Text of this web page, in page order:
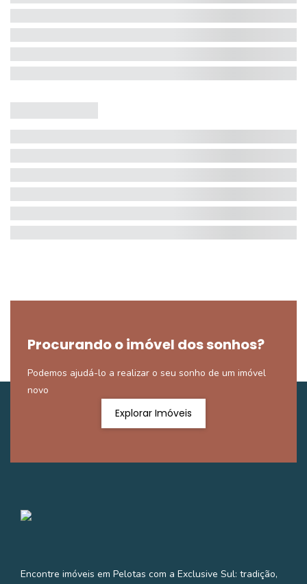
Procurando o imóvel dos sonhos?
Podemos ajudá-lo a realizar o seu sonho de um imóvel
novo
Explorar Imóveis
Encontre imóveis em Pelotas com a Exclusive Sul: tradição,